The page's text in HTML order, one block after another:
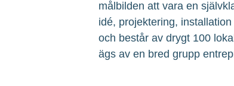
målbilden att vara en
idé, projektering,
och består av drygt 100
ägs av en bred grupp